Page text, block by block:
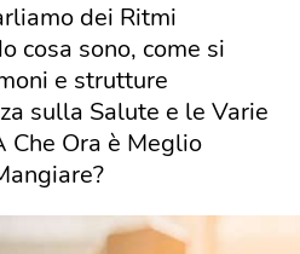
dei Ritmi
cosa sono, come si
e strutture
sulla Salute e le Varie
Che Ora è Meglio